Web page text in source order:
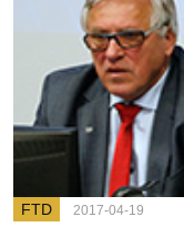
FTD 2017-04-19